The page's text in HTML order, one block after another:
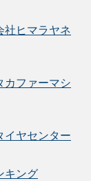
社ヒマラヤネ
ファーマシ
ヤセンター
キング